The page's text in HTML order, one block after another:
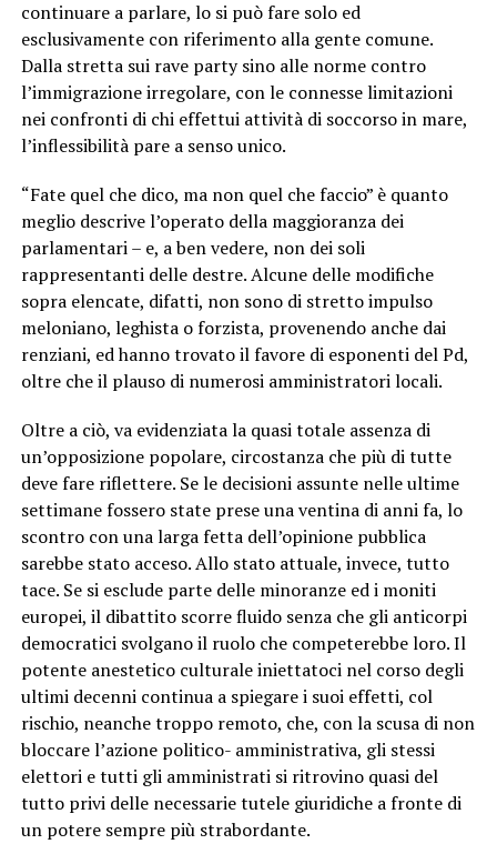
continuare a parlare, lo si può fare solo ed
esclusivamente con riferimento alla gente comune.
Dalla stretta sui rave party sino alle norme contro
l’immigrazione irregolare, con le connesse limitazioni
nei confronti di chi effettui attività di soccorso in mare,
l’inflessibilità pare a senso unico.
“Fate quel che dico, ma non quel che faccio” è quanto
meglio descrive l’operato della maggioranza dei
parlamentari – e, a ben vedere, non dei soli
rappresentanti delle destre. Alcune delle modifiche
sopra elencate, difatti, non sono di stretto impulso
meloniano, leghista o forzista, provenendo anche dai
renziani, ed hanno trovato il favore di esponenti del Pd,
oltre che il plauso di numerosi amministratori locali.
Oltre a ciò, va evidenziata la quasi totale assenza di
un’opposizione popolare, circostanza che più di tutte
deve fare riflettere. Se le decisioni assunte nelle ultime
settimane fossero state prese una ventina di anni fa, lo
scontro con una larga fetta dell’opinione pubblica
sarebbe stato acceso. Allo stato attuale, invece, tutto
tace. Se si esclude parte delle minoranze ed i moniti
europei, il dibattito scorre fluido senza che gli anticorpi
democratici svolgano il ruolo che competerebbe loro. Il
potente anestetico culturale iniettatoci nel corso degli
ultimi decenni continua a spiegare i suoi effetti, col
rischio, neanche troppo remoto, che, con la scusa di non
bloccare l’azione politico- amministrativa, gli stessi
elettori e tutti gli amministrati si ritrovino quasi del
tutto privi delle necessarie tutele giuridiche a fronte di
un potere sempre più strabordante.